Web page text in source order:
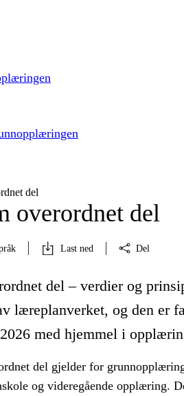
del
overordnet del
Last ned Del
del – verdier og
læreplanverket, og den er
med hjemmel i
del gjelder for
og videregående opplæring.